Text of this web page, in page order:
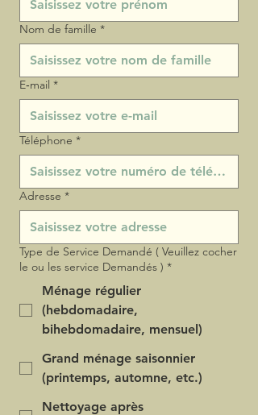
Nom de famille *
E‑mail *
Téléphone *
Adresse *
Type de Service Demandé ( Veuillez cocher
le ou les service Demandés ) *
Ménage régulier
(hebdomadaire,
bihebdomadaire, mensuel)
Grand ménage saisonnier
(printemps, automne, etc.)
Nettoyage après